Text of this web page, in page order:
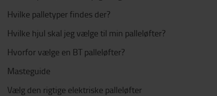
Hvilke palletyper findes der?
Hvilke hjul skal jeg vælge til min palleløfter?
Hvorfor vælge en BT palleløfter?
Masteguide
Vælg den rigtige elektriske palleløfter